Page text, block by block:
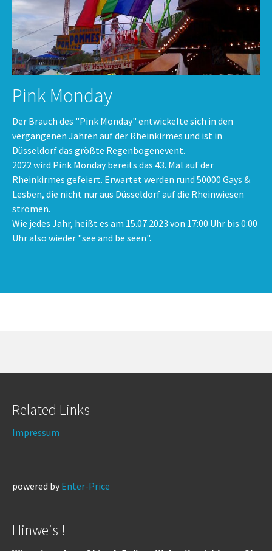
Pink Monday
Der Brauch des "Pink Monday" entwickelte sich in den
vergangenen Jahren auf der Rheinkirmes und ist in
Düsseldorf das größte Regenbogenevent.
2022 wird Pink Monday bereits das 43. Mal auf der
Rheinkirmes gefeiert. Erwartet werden rund 50000 Gays &
Lesben, die nicht nur aus Düsseldorf auf die Rheinwiesen
strömen.
Wie jedes Jahr, heißt es am 15.07.2023 von 17:00 Uhr bis 0:00
Uhr also wieder "see and be seen".
Related Links
Impressum
powered by Enter-Price
Hinweis !